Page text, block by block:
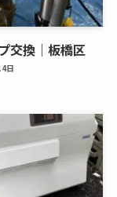
交換｜板橋区
日